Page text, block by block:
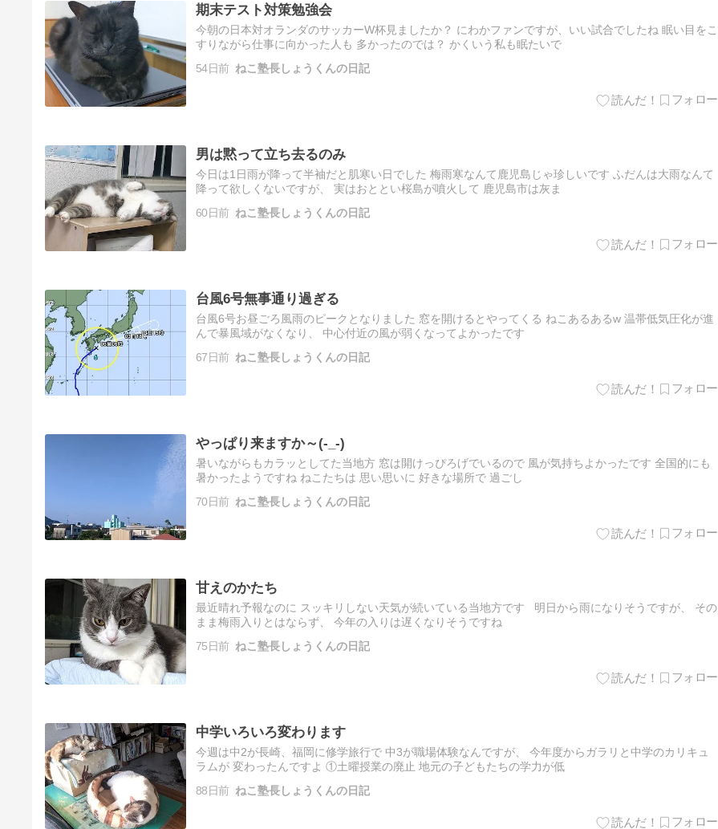
期末テスト対策勉強会
今朝の日本対オランダのサッカーW杯見ましたか？ にわかファンですが、いい試合でしたね 眠い目をこ
すりながら仕事に向かった人も 多かったのでは？ かくいう私も眠たいで
54日前 ねこ塾長しょうくんの日記
男は黙って立ち去るのみ
今日は1日雨が降って半袖だと肌寒い日でした 梅雨寒なんて鹿児島じゃ珍しいです ふだんは大雨なんて
降って欲しくないですが、 実はおととい桜島が噴火して 鹿児島市は灰ま
60日前 ねこ塾長しょうくんの日記
台風6号無事通り過ぎる
台風6号お昼ごろ風雨のピークとなりました 窓を開けるとやってくる ねこあるあるw 温帯低気圧化が進
んで暴風域がなくなり、 中心付近の風が弱くなってよかったです
67日前 ねこ塾長しょうくんの日記
やっぱり来ますか～(-_-)
暑いながらもカラッとしてた当地方 窓は開けっぴろげでいるので 風が気持ちよかったです 全国的にも
暑かったようですね ねこたちは 思い思いに 好きな場所で 過ごし
70日前 ねこ塾長しょうくんの日記
甘えのかたち
最近晴れ予報なのに スッキリしない天気が続いている当地方です 明日から雨になりそうですが、 その
まま梅雨入りとはならず、 今年の入りは遅くなりそうですね
75日前 ねこ塾長しょうくんの日記
中学いろいろ変わります
今週は中2が長崎、福岡に修学旅行で 中3が職場体験なんですが、 今年度からガラリと中学のカリキュ
ラムが 変わったんですよ ①土曜授業の廃止 地元の子どもたちの学力が低
88日前 ねこ塾長しょうくんの日記